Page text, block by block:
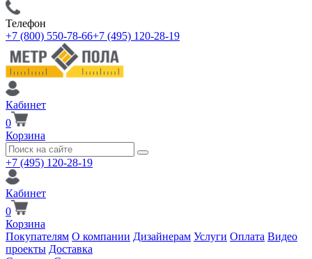
Телефон
+7 (800) 550-78-66+7 (495) 120-28-19
Кабинет
0
Корзина
+7 (495) 120-28-19
Кабинет
0
Корзина
Покупателям О компании Дизайнерам Услуги Оплата Видео
проекты Доставка